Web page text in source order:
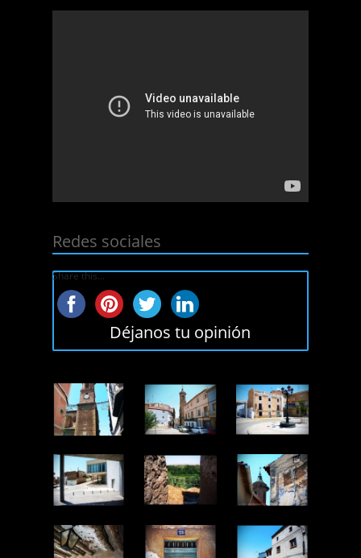
Redes sociales
Share this...
Déjanos tu opinión